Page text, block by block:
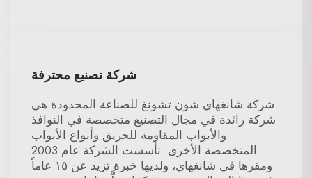
شركة تصنيع محترفة
شركة شانغهاي شون تشونغ للصناعة المحدودة هي
شركة رائدة في مجال التصنيع متخصصة في النوافذ
والأبواب المقاومة للحريق وأنواع الأبواب
المتخصصة الأخرى. تأسست الشركة عام 2003
ومقرها في شانغهاي، ولديها خبرة تزيد عن ١٥ عاماً